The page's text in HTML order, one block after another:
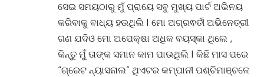
ସେଇ ସମୟଠାରୁ ମୁଁ ପ୍ରାୟେ ସବୁ ମୁଖ୍ୟ ପାର୍ଟ ଅଭିନୟ
କରିବାକୁ ବାଧ୍ୟ ହଉଥିଲି I ମୋ ଅଗ୍ରଵର୍ତୀ ଅଭିନେତ୍ରୀ
ଗଣ ଯଦିଓ ମୋ ଅପେକ୍ଷା ଅଧିକ ବୟସ୍କା ଥିଲେ ,
କିନ୍ତୁ ମୁଁ ତାଙ୍କ ସମାନ କାମ ପାଉଥିଲି I କିଛି ମାସ ପରେ
“ଗ୍ରେଟ ନ୍ୟାସନାଲ” ଥିଏଟର କମ୍ପାନୀ ପଶ୍ଚିମାଞ୍ଚଳେ